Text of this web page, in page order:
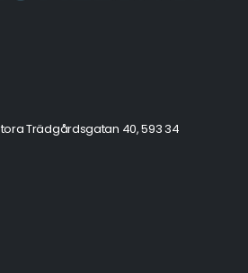
Trädgårdsgatan 40, 593 34